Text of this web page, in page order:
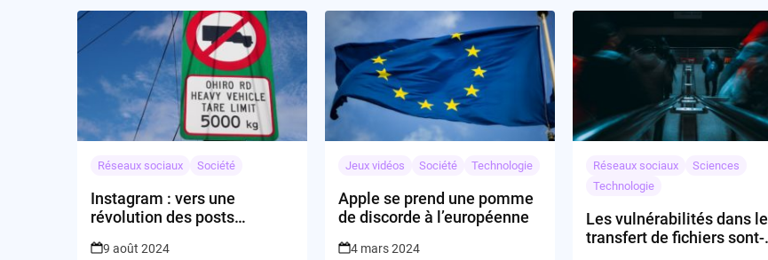
Réseaux sociaux Société
Instagram : vers une
révolution des posts
9 août 2024
Jeux vidéos Société Technologie
Apple se prend une pomme
de discorde à l’européenne
4 mars 2024
Réseaux sociaux
Sciences
Technologie
Les vulnérabilités dans le
transfert de fichiers sont-